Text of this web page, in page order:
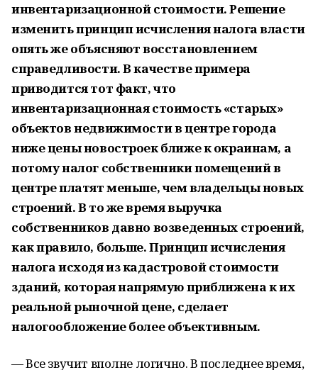
инвентаризационной стоимости. Решение
изменить принцип исчисления налога власти
опять же объясняют восстановлением
справедливости. В качестве примера
приводится тот факт, что
инвентаризационная стоимость «старых»
объектов недвижимости в центре города
ниже цены новостроек ближе к окраинам, а
потому налог собственники помещений в
центре платят меньше, чем владельцы новых
строений. В то же время выручка
собственников давно возведенных строений,
как правило, больше. Принцип исчисления
налога исходя из кадастровой стоимости
зданий, которая напрямую приближена к их
реальной рыночной цене, сделает
налогообложение более объективным.
— Все звучит вполне логично. В последнее время,